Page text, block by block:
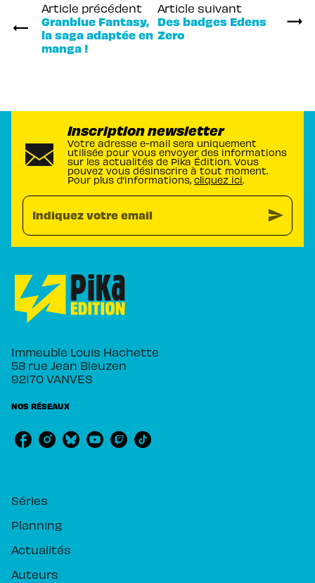
Article précédent
Granblue Fantasy,
la saga adaptée en
manga !
Article suivant
Des badges Edens
Zero
Inscription newsletter
Votre adresse e-mail sera uniquement
utilisée pour vous envoyer des informations
sur les actualités de Pika Édition. Vous
pouvez vous désinscrire à tout moment.
Pour plus d’informations, cliquez ici.
Indiquez votre email send
Immeuble Louis Hachette
58 rue Jean Bleuzen
92170 VANVES
NOS RÉSEAUX
Séries
Planning
Actualités
Auteurs